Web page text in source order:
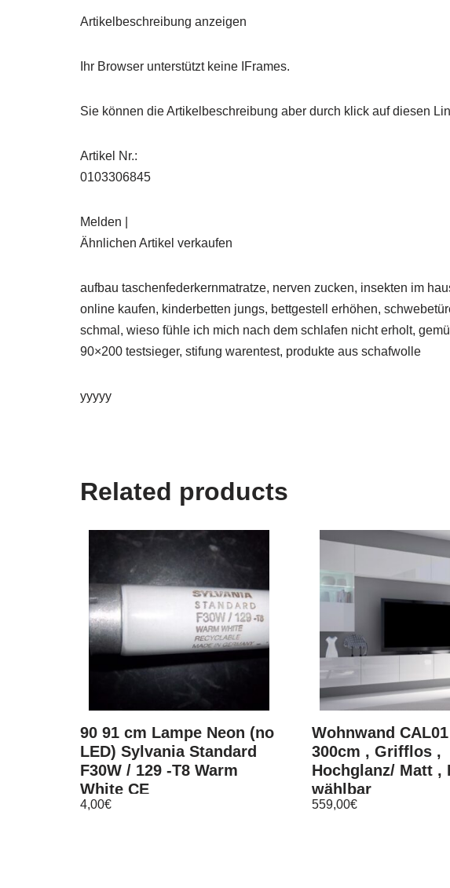
Artikelbeschreibung anzeigen
Ihr Browser unterstützt keine IFrames.
Sie können die Artikelbeschreibung aber durch klick auf diesen
Artikel Nr.:
0103306845
Melden |
Ähnlichen Artikel verkaufen
aufbau taschenfederkernmatratze, nerven zucken, insekten im
online kaufen, kinderbetten jungs, bettgestell erhöhen,
schmal, wieso fühle ich mich nach dem schlafen nicht erholt,
90×200 testsieger, stifung warentest, produkte aus schafwolle
yyyyy
Related products
90 91 cm Lampe Neon (no
LED) Sylvania Standard
F30W / 129 -T8 Warm
White CE
4,00€
Wohnwand
300cm , Grifflos ,
Hochglanz/ Matt ,
wählbar
559,00€